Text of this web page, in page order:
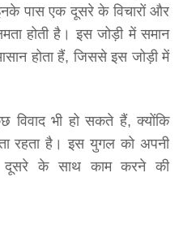
पास एक दूसरे के विचारों और
होती है। इस जोड़ी में समान
होता हैं, जिससे इस जोड़ी में
विवाद भी हो सकते हैं, क्योंकि
रहता है। इस युगल को अपनी
दूसरे के साथ काम करने की